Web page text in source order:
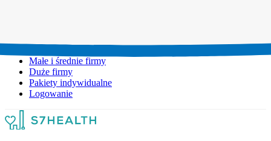
Małe i średnie firmy
Duże firmy
Pakiety indywidualne
Logowanie